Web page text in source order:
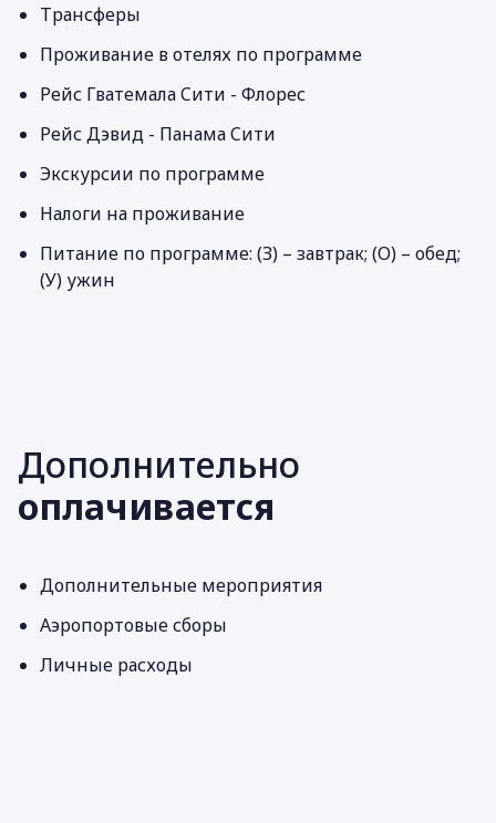
Трансферы
Проживание в отелях по программе
Рейс Гватемала Cити - Флорес
Рейс Дэвид - Панама Cити
Экскурсии по программе
Налоги на проживание
Питание по программе: (З) – завтрак; (О) – обед;
(У) ужин
Дополнительно
оплачивается
Дополнительные мероприятия
Аэропортовые сборы
Личные расходы